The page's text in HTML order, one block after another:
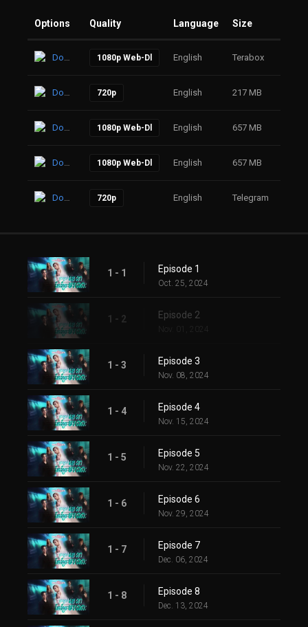
Options Quality Language Size
Download 1080p Web-Dl English Terabox
Download 720p English 217 MB
Download 1080p Web-Dl English 657 MB
Download 1080p Web-Dl English 657 MB
Download 720p English Telegram
1 - 1 Episode 1
Oct. 25, 2024
1 - 2 Episode 2
Nov. 01, 2024
1 - 3 Episode 3
Nov. 08, 2024
1 - 4 Episode 4
Nov. 15, 2024
1 - 5 Episode 5
Nov. 22, 2024
1 - 6 Episode 6
Nov. 29, 2024
1 - 7 Episode 7
Dec. 06, 2024
1 - 8 Episode 8
Dec. 13, 2024